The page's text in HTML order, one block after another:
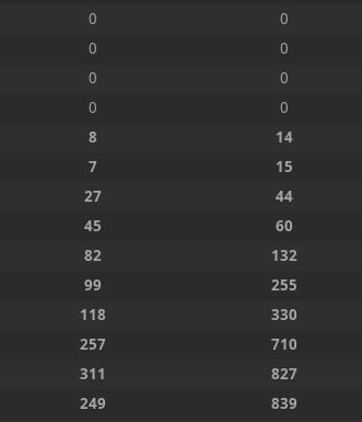
0 0
0 0
0 0
0 0
8 14
7 15
27 44
45 60
82 132
99 255
118 330
257 710
311 827
249 839